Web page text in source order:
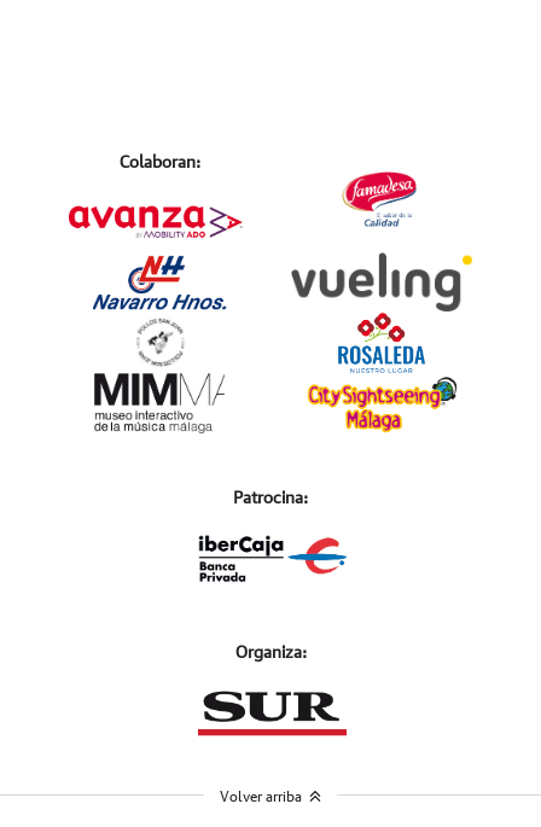
Colaboran:
Patrocina:
Organiza:
Volver arriba